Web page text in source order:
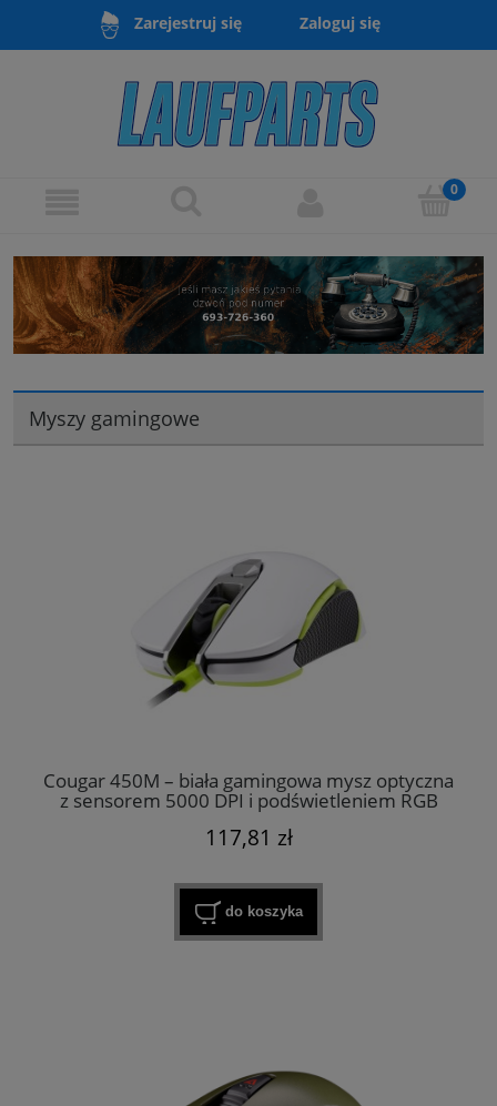
Zarejestruj się Zaloguj się
Myszy gamingowe
Cougar 450M – biała gamingowa mysz optyczna
z sensorem 5000 DPI i podświetleniem RGB
117,81 zł
do koszyka